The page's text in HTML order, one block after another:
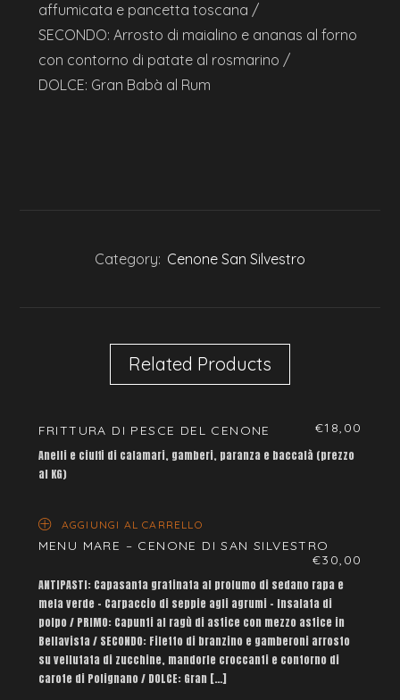
affumicata e pancetta toscana /
SECONDO: Arrosto di maialino e ananas al forno
con contorno di patate al rosmarino /
DOLCE: Gran Babà al Rum
Category: Cenone San Silvestro
Related Products
FRITTURA DI PESCE DEL CENONE €18,00
Anelli e ciuffi di calamari, gamberi, paranza e baccalà (prezzo
al KG)
AGGIUNGI AL CARRELLO
MENU MARE – CENONE DI SAN SILVESTRO
€30,00
ANTIPASTI: Capasanta gratinata al profumo di sedano rapa e
mela verde – Carpaccio di seppie agli agrumi – Insalata di
polpo / PRIMO: Capunti al ragù di astice con mezzo astice in
Bellavista / SECONDO: Filetto di branzino e gamberoni arrosto
su vellutata di zucchine, mandorle croccanti e contorno di
carote di Polignano / DOLCE: Gran […]